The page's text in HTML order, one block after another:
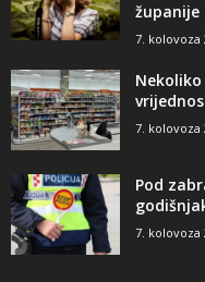
županije
7. kolovoza
7. kolovoza
Pod
7. kolovoza